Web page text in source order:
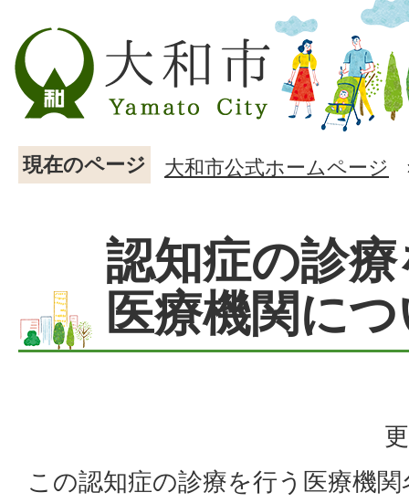
現在のページ 大和市公式ホームページ
認知症の診
医療機関に
この認知症の診療を行う医療機